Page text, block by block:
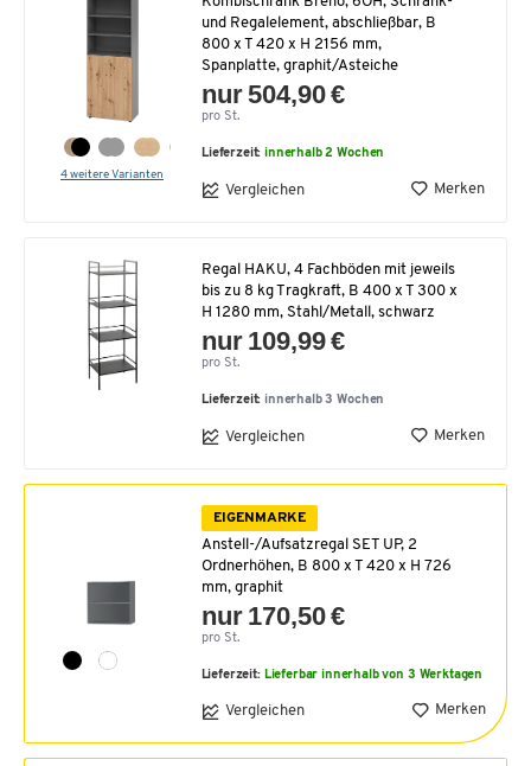
4 weitere Varianten
und Regalelement, abschließbar, B
800 x T 420 x H 2156 mm,
Spanplatte, graphit/Asteiche
nur 504,90 €
pro St.
Lieferzeit:innerhalb 2 Wochen
Vergleichen Merken
Regal HAKU, 4 Fachböden mit jeweils
bis zu 8 kg Tragkraft, B 400 x T 300 x
H 1280 mm, Stahl/Metall, schwarz
nur 109,99 €
pro St.
Lieferzeit: innerhalb 3 Wochen
Vergleichen Merken
EIGENMARKE
Anstell-/Aufsatzregal SET UP, 2
Ordnerhöhen, B 800 x T 420 x H 726
mm, graphit
nur 170,50 €
pro St.
Lieferzeit: Lieferbar innerhalb von 3 Werktagen
Vergleichen Merken